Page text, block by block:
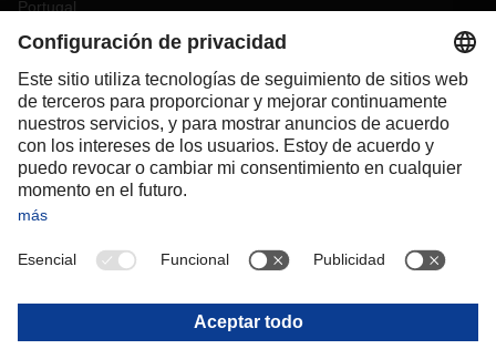
Portugal
Romania
Slovakia
Spain
Sweden
Switzerland(DE FR)
Turkey
OCEANIA